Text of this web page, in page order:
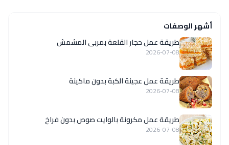
أشهر الوصفات
طريقة عمل حجار القلعة بمربى المشمش
2026-07-08
طريقة عمل عجينة الكبة بدون ماكينة
2026-07-08
طريقة عمل مكرونة بالوايت صوص بدون فراخ
2026-07-08